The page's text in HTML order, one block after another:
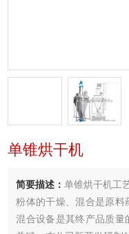
单锥烘干机
简要描述：单锥烘干机工
粉体的干燥、混合是原料
混合设备是其终产品质量